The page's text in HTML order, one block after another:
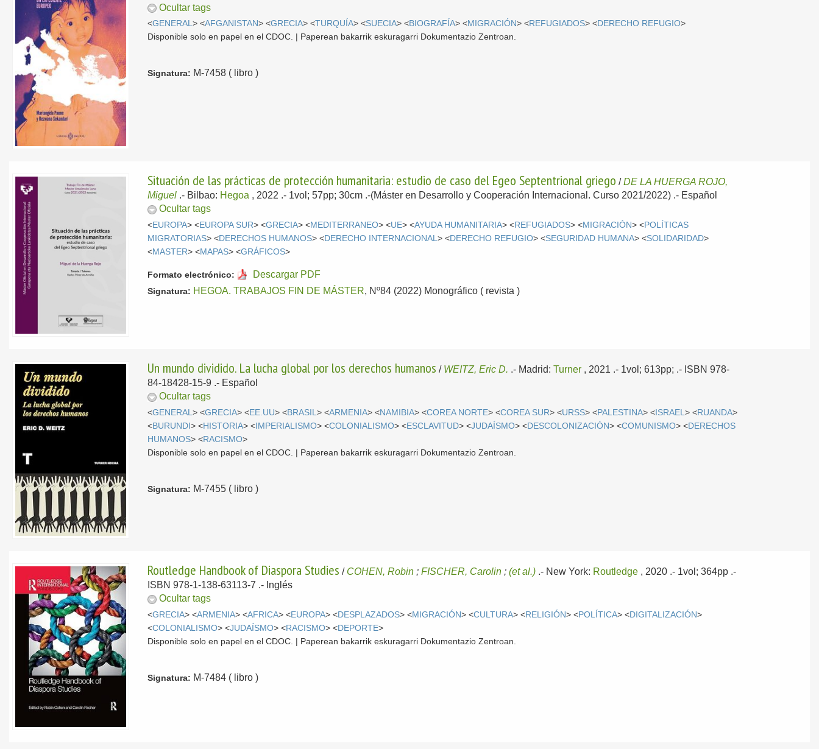
Ocultar tags
<GENERAL> <AFGANISTAN> <GRECIA> <TURQUÍA> <SUECIA> <BIOGRAFÍA> <MIGRACIÓN> <REFUGIADOS> <DERECHO REFUGIO>
Disponible solo en papel en el CDOC. | Paperean bakarrik eskuragarri Dokumentazio Zentroan.
Signatura: M-7458 ( libro )
Situación de las prácticas de protección humanitaria: estudio de caso del Egeo Septentrional griego /DE LA HUERGA ROJO,
Miguel .- Bilbao: Hegoa , 2022 .- 1vol; 57pp; 30cm .-(Máster en Desarrollo y Cooperación Internacional. Curso 2021/2022) .- Español
Ocultar tags
<EUROPA> <EUROPA SUR> <GRECIA> <MEDITERRANEO> <UE> <AYUDA HUMANITARIA> <REFUGIADOS> <MIGRACIÓN> <POLÍTICAS
MIGRATORIAS> <DERECHOS HUMANOS> <DERECHO INTERNACIONAL> <DERECHO REFUGIO> <SEGURIDAD HUMANA> <SOLIDARIDAD>
<MASTER> <MAPAS> <GRÁFICOS>
Formato electrónico: Descargar PDF
Signatura: HEGOA. TRABAJOS FIN DE MÁSTER, Nº84 (2022) Monográfico ( revista )
Un mundo dividido. La lucha global por los derechos humanos / WEITZ, Eric D. .- Madrid:Turner , 2021 .- 1vol; 613pp; .- ISBN 978-
84-18428-15-9 .- Español
Ocultar tags
<GENERAL> <GRECIA> <EE.UU> <BRASIL> <ARMENIA> <NAMIBIA> <COREA NORTE> <COREA SUR> <URSS> <PALESTINA> < ISRAEL> <RUANDA>
<BURUNDI> <HISTORIA> < IMPERIALISMO> <COLONIALISMO> <ESCLAVITUD> <JUDAÍSMO> <DESCOLONIZACIÓN> <COMUNISMO> <DERECHOS
HUMANOS> <RACISMO>
Disponible solo en papel en el CDOC. | Paperean bakarrik eskuragarri Dokumentazio Zentroan.
Signatura: M-7455 ( libro )
Routledge Handbook of Diaspora Studies / COHEN, Robin ;FISCHER, Carolin ;(et al.) .- New York: Routledge , 2020 .- 1vol; 364pp .-
ISBN 978-1-138-63113-7 .- Inglés
Ocultar tags
<GRECIA> <ARMENIA> <AFRICA> <EUROPA> <DESPLAZADOS> <MIGRACIÓN> <CULTURA> <RELIGIÓN> <POLÍTICA> <DIGITALIZACIÓN>
<COLONIALISMO> <JUDAÍSMO> <RACISMO> <DEPORTE>
Disponible solo en papel en el CDOC. | Paperean bakarrik eskuragarri Dokumentazio Zentroan.
Signatura: M-7484 ( libro )